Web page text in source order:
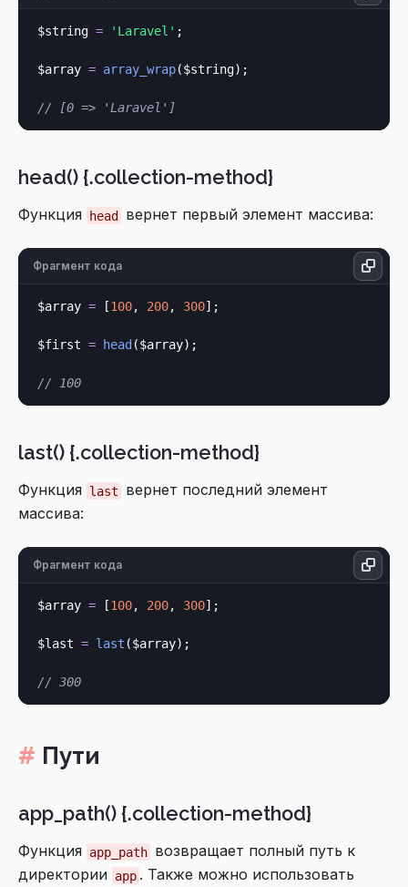
$string = 'Laravel' ;
$array = array_wrap($string);
// [0 => 'Laravel']
head() {.collection-method}
Функция head вернет первый элемент массива:
Фрагмент кода
$array = [100, 200, 300];
$first = head ($array);
// 100
last() {.collection-method}
Функция last
вернет последний элемент
массива:
Фрагмент кода
$array = [100, 200, 300];
$last = last ($array);
// 300
Пути
app_path() {.collection-method}
Функция app_path возвращает полный путь к
директории app . Также можно использовать